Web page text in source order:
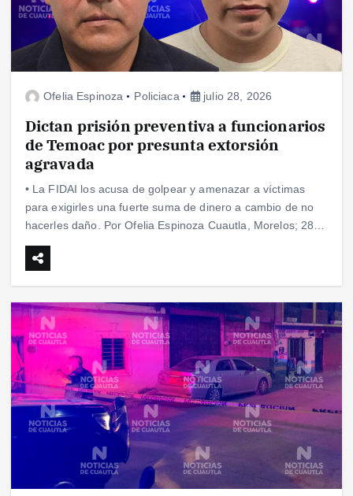
Ofelia Espinoza Policiaca julio 28, 2026
Dictan prisión preventiva a funcionarios
de Temoac por presunta extorsión
agravada
• La FIDAI los acusa de golpear y amenazar a víctimas
para exigirles una fuerte suma de dinero a cambio de no
hacerles daño. Por Ofelia Espinoza Cuautla, Morelos; 28…